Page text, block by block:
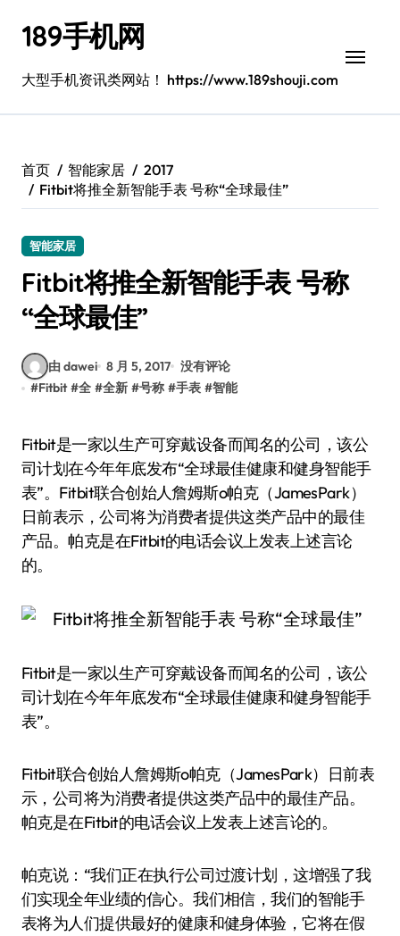
189手机网
大型手机资讯类网站！ https://www.189shouji.com
首页 智能家居
2017
Fitbit将推全新智能手表 号称“全球最佳”
智能家居
Fitbit将推全新智能手表 号称
“全球最佳”
由 dawei 8 月 5, 2017 没有评论
#Fitbit #全 #全新 #号称 #手表 #智能
Fitbit是一家以生产可穿戴设备而闻名的公司，该公
司计划在今年年底发布“全球最佳健康和健身智能手
表”。Fitbit联合创始人詹姆斯o帕克（JamesPark）
日前表示，公司将为消费者提供这类产品中的最佳
产品。帕克是在Fitbit的电话会议上发表上述言论
的。
Fitbit是一家以生产可穿戴设备而闻名的公司，该公
司计划在今年年底发布“全球最佳健康和健身智能手
表”。
Fitbit联合创始人詹姆斯o帕克（JamesPark）日前表
示，公司将为消费者提供这类产品中的最佳产品。
帕克是在Fitbit的电话会议上发表上述言论的。
帕克说：“我们正在执行公司过渡计划，这增强了我
们实现全年业绩的信心。我们相信，我们的智能手
表将为人们提供最好的健康和健身体验，它将在假